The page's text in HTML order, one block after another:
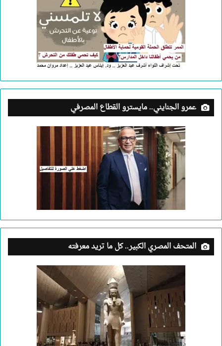
عمرو الجنايني.. مايسترو القطاع المصرفي
المتحف المصري الكبير.. كل ما تريد معرفته